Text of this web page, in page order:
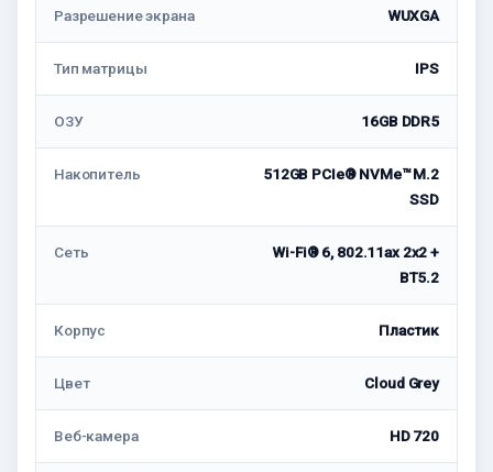
Разрешение экрана WUXGA
Тип матрицы IPS
ОЗУ 16GB DDR5
Накопитель
512GB PCIe® NVMe™ M.2
SSD
Сеть
Wi-Fi® 6, 802.11ax 2x2 +
BT5.2
Корпус Пластик
Цвет Cloud Grey
Веб-камера HD 720